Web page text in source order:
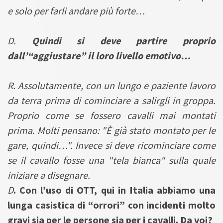
e solo per farli andare più forte…
D. Quindi si deve partire proprio
dall’“aggiustare” il loro livello emotivo…
R. Assolutamente, con un lungo e paziente lavoro
da terra prima di cominciare a salirgli in groppa.
Proprio come se fossero cavalli mai montati
prima. Moltipensano: "È già stato montato per le
gare, quindi…". Invece si deve ricominciare come
se il cavallo fosse una "tela bianca" sulla quale
iniziare a disegnare.
D. Con l’uso di OTT, qui in Italia abbiamo una
lunga casistica di “orrori” con incidenti molto
gravi sia per le persone sia per i cavalli. Da voi?